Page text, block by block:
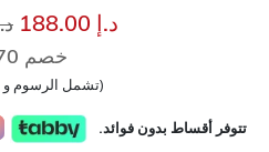
د.إ 188.00 د.إ
خصم 70%
(تشمل الرسوم و
تتوفر أقساط بدون فوائد.